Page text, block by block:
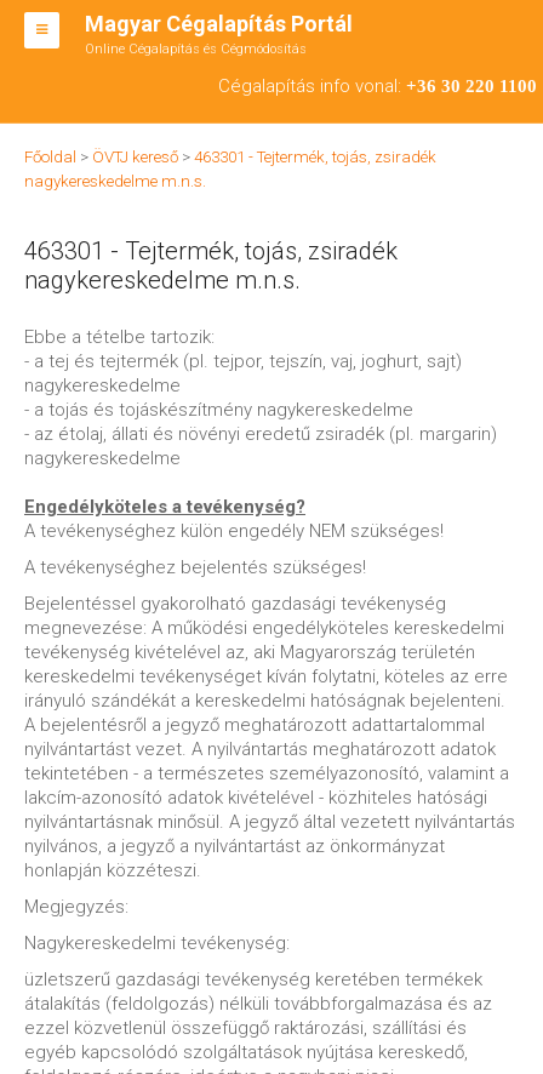
Magyar Cégalapítás Portál
Online Cégalapítás és Cégmódosítás
Cégalapítás info vonal: +36 30 220 1100
BT ALAPÍTÁS
RT ALAPÍTÁS
ÁTALAKULÁS
ENGEDÉLYKÖTELES
KAPCSOLAT
IRODÁK
Főoldal > ÖVTJ kereső > 463301 - Tejtermék, tojás, zsiradék
nagykereskedelme m.n.s.
463301 - Tejtermék, tojás, zsiradék
nagykereskedelme m.n.s.
Ebbe a tételbe tartozik:
- a tej és tejtermék (pl. tejpor, tejszín, vaj, joghurt, sajt)
nagykereskedelme
- a tojás és tojáskészítmény nagykereskedelme
- az étolaj, állati és növényi eredetű zsiradék (pl. margarin)
nagykereskedelme
Engedélyköteles a tevékenység?
A tevékenységhez külön engedély NEM szükséges!
A tevékenységhez bejelentés szükséges!
Bejelentéssel gyakorolható gazdasági tevékenység
megnevezése: A működési engedélyköteles kereskedelmi
tevékenység kivételével az, aki Magyarország területén
kereskedelmi tevékenységet kíván folytatni, köteles az erre
irányuló szándékát a kereskedelmi hatóságnak bejelenteni.
A bejelentésről a jegyző meghatározott adattartalommal
nyilvántartást vezet. A nyilvántartás meghatározott adatok
tekintetében - a természetes személyazonosító, valamint a
lakcím-azonosító adatok kivételével - közhiteles hatósági
nyilvántartásnak minősül. A jegyző által vezetett nyilvántartás
nyilvános, a jegyző a nyilvántartást az önkormányzat
honlapján közzéteszi.
Megjegyzés:
Nagykereskedelmi tevékenység:
üzletszerű gazdasági tevékenység keretében termékek
átalakítás (feldolgozás) nélküli továbbforgalmazása és az
ezzel közvetlenül összefüggő raktározási, szállítási és
egyéb kapcsolódó szolgáltatások nyújtása kereskedő,